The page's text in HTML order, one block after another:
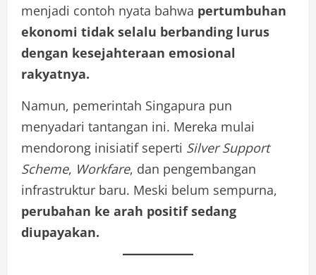
menjadi contoh nyata bahwa pertumbuhan
ekonomi tidak selalu berbanding lurus
dengan kesejahteraan emosional
rakyatnya.
Namun, pemerintah Singapura pun
menyadari tantangan ini. Mereka mulai
mendorong inisiatif seperti Silver Support
Scheme, Workfare, dan pengembangan
infrastruktur baru. Meski belum sempurna,
perubahan ke arah positif sedang
diupayakan.